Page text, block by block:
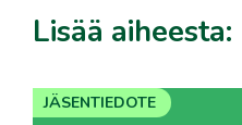
Lisää aiheesta:
JÄSENTIEDOTE